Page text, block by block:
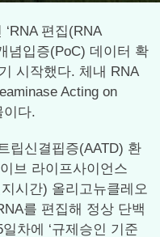
편집(RNA
념입증(PoC) 데이터 확
시작했다. 체내 RNA
Acting on
이다.
립신결핍증(AATD) 환
브 라이프사이언스
시간) 올리고뉴클레오
를 편집해 정상 단백
차에 ‘규제승인 기준